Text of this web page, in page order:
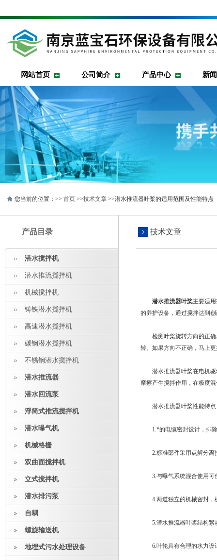
网站首页 公司简介 产品中心 新
您当前的位置：>> 首页 >>技术文章 >>潜水推流器叶桨的适用范围及性能特点
产品目录
潜水搅拌机
潜水推流搅拌机
机械搅拌机
铸铁潜水搅拌机
高速潜水搅拌机
碳钢潜水搅拌机
不锈钢潜水搅拌机
潜水推流器
潜水回流泵
浮筒式推流搅拌机
潜水曝气机
机械格栅
双曲面搅拌机
立式搅拌机
潜水排污泵
自耦
螺旋输送机
地埋式污水处理设备
技术文章
潜水推流器叶桨主要适
的养护设备，通过搅拌达到
检测叶桨旋转方向的正确
转。如果方向不正确，马上
潜水推流器叶桨在电机驱
摩擦产生搅拌作用，在极度
潜水推流器叶桨性能特点
1.*的电缆密封设计，排除
2.标准部件采用点解分离
3.与曝气系统混合使用可
4.两道独立的机械密封，
5.潜水推流器叶桨结构紧
6.叶轮具有合理的水力设